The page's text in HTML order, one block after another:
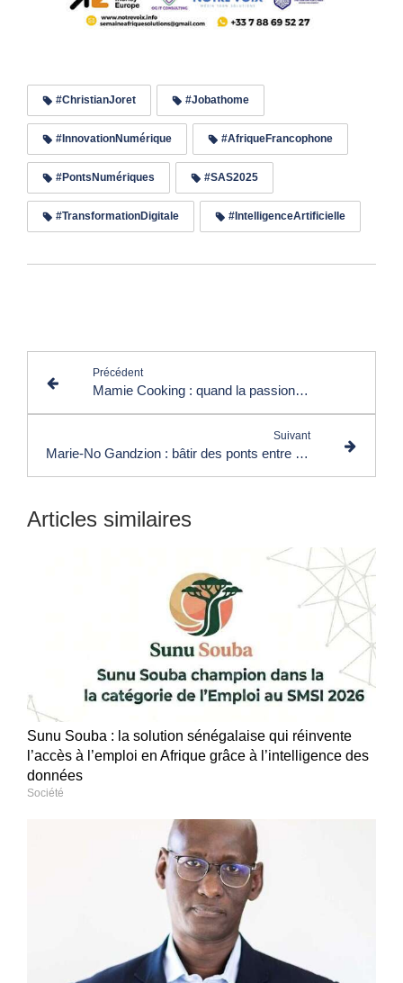
#ChristianJoret #Jobathome
#InnovationNumérique #AfriqueFrancophone
#PontsNumériques #SAS2025
#TransformationDigitale #IntelligenceArtificielle
Précédent
Mamie Cooking : quand la passion devient un art de vivre
Suivant
Marie-No Gandzion : bâtir des ponts entre éducation, entrepreneuriat et transformation sociale
Articles similaires
Sunu Souba : la solution sénégalaise qui réinvente
l’accès à l’emploi en Afrique grâce à l’intelligence des
données
Société